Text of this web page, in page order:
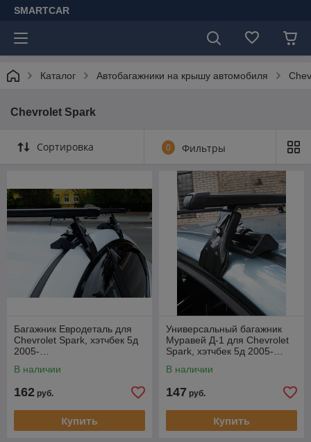
SMARTCAR
Каталог Автобагажники на крышу автомобиля
Chevrolet Spark
Сортировка 0 Фильтры
Багажник Евродеталь для
Chevrolet Spark, хэтчбек 5д
2005-…
В наличии
162 руб.
Купить
Универсальный багажник
Муравей Д-1 для Chevrolet
Spark, хэтчбек 5д 2005-…
В наличии
147 руб.
Купить